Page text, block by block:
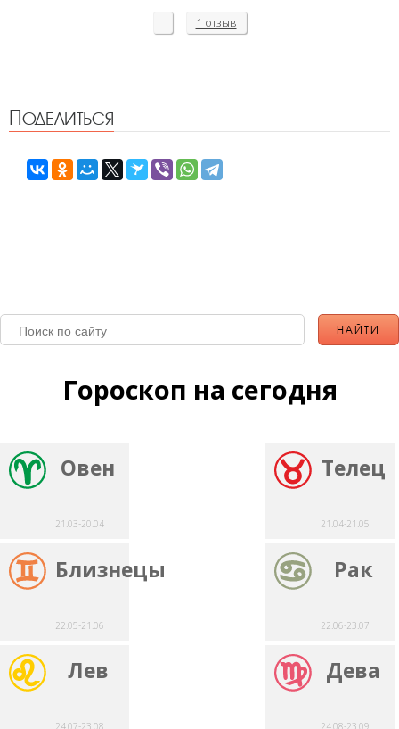
1 отзыв
Поделиться
Гороскоп на сегодня
Овен
21.03-20.04
Телец
21.04-21.05
Близнецы
22.05-21.06
Рак
22.06-23.07
Лев Дева